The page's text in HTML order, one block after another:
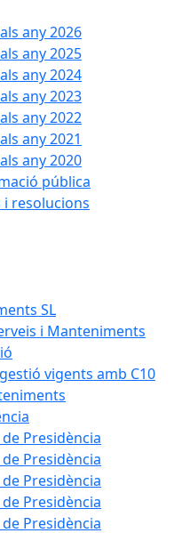
any 2026
any 2025
any 2024
any 2023
any 2022
any 2021
any 2020
pública
resolucions
SL
i Manteniments
vigents amb C10
Presidència
Presidència
Presidència
Presidència
Presidència